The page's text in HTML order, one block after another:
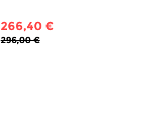
266,40 €
296,00 €